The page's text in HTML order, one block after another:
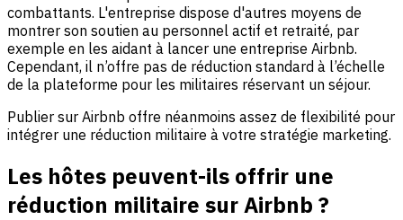
combattants. L'entreprise dispose d'autres moyens de
montrer son soutien au personnel actif et retraité, par
exemple en les aidant à lancer une entreprise Airbnb.
Cependant, il n’offre pas de réduction standard à l’échelle
de la plateforme pour les militaires réservant un séjour.
Publier sur Airbnb offre néanmoins assez de flexibilité pour
intégrer une réduction militaire à votre stratégie marketing.
Les hôtes peuvent-ils offrir une
réduction militaire sur Airbnb ?